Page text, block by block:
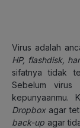
Virus adalah
HP, flashdisk,
sifatnya tidak
Sebelum virus
kepunyaanmu.
Dropbox agar
back-up agar